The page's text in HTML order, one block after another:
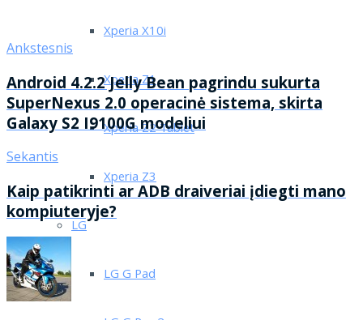
Xperia X10i
Xperia Z1
Xperia Z2 Tablet
Xperia Z3
LG
LG G Pad
Ankstesnis
Android 4.2.2 Jelly Bean pagrindu sukurta
SuperNexus 2.0 operacinė sistema, skirta
Galaxy S2 I9100G modeliui
Sekantis
Kaip patikrinti ar ADB draiveriai įdiegti mano
kompiuteryje?